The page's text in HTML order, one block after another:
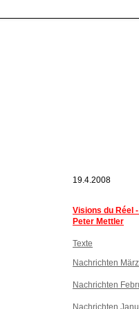
19.4.2008
Visions du Réel
Peter Mettler
Texte
Nachrichten
Nachrichten
Nachrichten